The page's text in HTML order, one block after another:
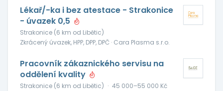
Lékař/-ka i bez atestace - Strakonice
- úvazek 0,5
Strakonice (6 km od Libětic)
Zkrácený úvazek, HPP, DPP, DPČ · Cara Plasma s.r.o.
Pracovník zákaznického servisu na
oddělení kvality
Strakonice (6 km od Libětic) · 45 000–55 000 Kč